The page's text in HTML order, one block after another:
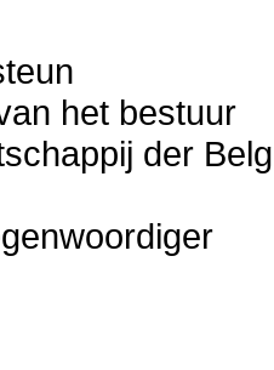
het bestuur
der